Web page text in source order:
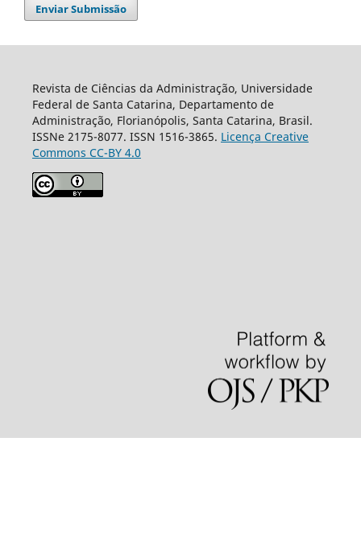
Enviar Submissão
Revista de Ciências da Administração, Universidade
Federal de Santa Catarina, Departamento de
Administração, Florianópolis, Santa Catarina, Brasil.
ISSNe 2175-8077. ISSN 1516-3865. Licença Creative
Commons CC-BY 4.0